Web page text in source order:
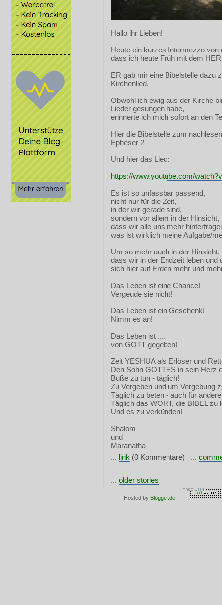
Hallo ihr Lieben!
Heute ein kurzes Intermezzo von
dass ich heute Früh mit dem
ER gab mir eine Bibelstelle dazu
Kirchenlied.
Obwohl ich ewig aus der Kirche
Lieder gesungen habe,
erinnerte ich mich sofort an den
Hier die Bibelstelle zum
Epheser 2
Und hier das Lied:
https://www.youtube.com/
Es ist so unfassbar passend,
nicht nur für die Zeit,
in der wir gerade sind,
sondern vor allem in der Hinsicht,
dass wir alle uns mehr
was ist wirklich meine Aufgabe/
Um so mehr auch in der Hinsicht,
dass wir in der Endzeit leben und
sich hier auf Erden mehr und
Das Leben ist eine Chance!
Vergeude sie nicht!
Das Leben ist ein Geschenk!
Nimm es an!
Das Leben ist ....
von GOTT gegeben!
Zeit YESHUA als Erlöser und
Den Sohn GOTTES in sein Herz
Buße zu tun - täglich!
Zu Vergeben und um Vergebung
Täglich zu beten - auch für
Täglich das WORT, die BIBEL zu
Und es zu verkünden!
Shalom
und
Maranatha
... link (0 Kommentare) ...
... older stories
Hosted by Blogger.de -